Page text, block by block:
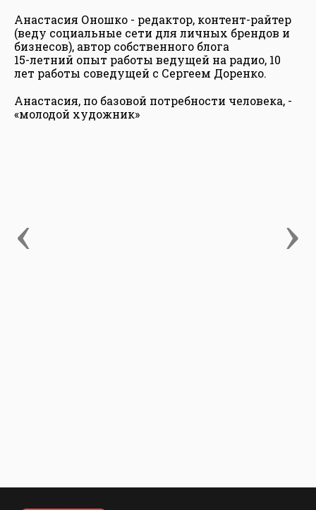
Анастасия Оношко - редактор, контент-райтер
(веду социальные сети для личных брендов и
бизнесов), автор собственного блога
15-летний опыт работы ведущей на радио, 10
лет работы соведущей с Сергеем Доренко.
Анастасия, по базовой потребности человека, -
«молодой художник»
‹ ›